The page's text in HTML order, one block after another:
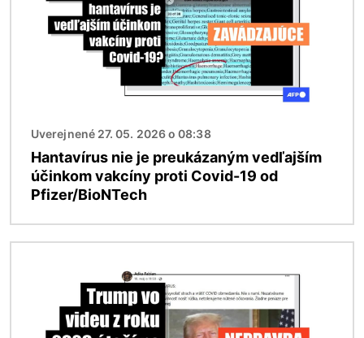
Uverejnené 27. 05. 2026 o 08:38
Hantavírus nie je preukázaným vedľajším
účinkom vakcíny proti Covid-19 od
Pfizer/BioNTech